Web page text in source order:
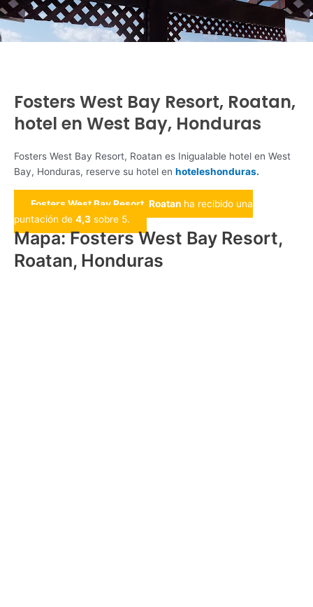
Fosters West Bay Resort, Roatan,
hotel en West Bay, Honduras
Fosters West Bay Resort, Roatan es Inigualable hotel en West
Bay, Honduras, reserve su hotel en hoteleshonduras.
Fosters West Bay Resort, Roatan ha recibido una
puntación de 4,3 sobre 5.
Mapa: Fosters West Bay Resort,
Roatan, Honduras